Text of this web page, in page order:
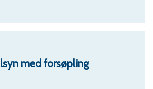
med forsøpling